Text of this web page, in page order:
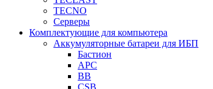
TECNO
Серверы
Комплектующие для компьютера
Аккумуляторные батареи для ИБП
Бастион
APC
BB